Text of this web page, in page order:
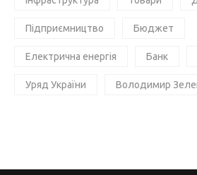
Підприємництво Бюджет
Електрична енергія Банк
Уряд України Володимир